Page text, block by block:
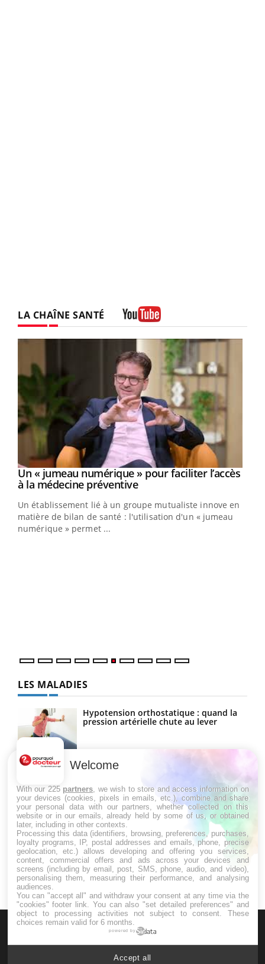
LA CHAÎNE SANTÉ
Youtube
Un « jumeau numérique » pour faciliter l’accès
à la médecine préventiveYoutube
Un établissement lié à un groupe mutualiste innove en
matière de bilan de santé : l'utilisation d'un « jumeau
numérique » permet ...
LES MALADIES
Hypotension orthostatique : quand la
pression artérielle chute au lever
Drépanocytose : une déformation des
Maladie de Charcot (Sclérose latérale
amyotrophique)
Welcome
With our 225 partners , we wish to store and access information on
your devices (cookies, pixels in emails, etc.), combine and share
your personal data with our partners, whether collected on this
website or in our emails, already held by some of us, or obtained
later, including in other contexts.
Processing this data (identifiers, browsing, preferences, purchases,
loyalty programs, IP, postal addresses and emails, phone, precise
geolocation, etc.) allows developing and offering you services,
content, commercial offers and ads across your devices and
screens (including by email, post, SMS, phone, audio, and video),
personalising them, measuring their performance, and analysing
audiences.
You can "accept all" and withdraw your consent at any time via the
"cookies" footer link . You can also "set detailed preferences" and
object to processing activities not subject to consent. These
choices remain valid for 6 months.
powered by
Accept all